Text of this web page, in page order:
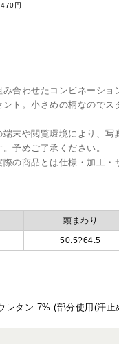
円
合わせたコンビネーショ
ト。小さめの柄なので
末や閲覧環境により、写
予めご了承ください。
の商品とは仕様・加工・
頭まわり
50.5?64.5
レタン 7% (部分使用(汗止